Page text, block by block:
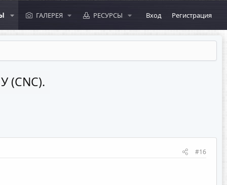
ГАЛЕРЕЯ РЕСУРСЫ Вход Регистрация
(CNC).
#16